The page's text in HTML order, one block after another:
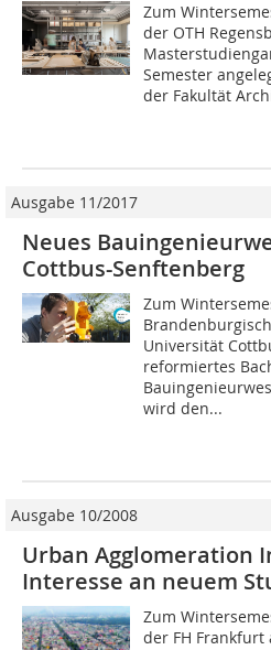
Zum
der OTH
Semester
der Fakultät
Ausgabe 11/2017
Neues
Cottbus-Senftenberg
Zum
Universität
reformiertes
wird den...
Ausgabe 10/2008
Urban Agglomeration
Interesse an neuem
Zum
der FH Frankfurt